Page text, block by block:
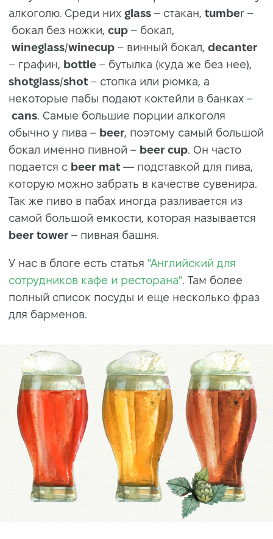
алкоголю. Среди них glass – стакан, tumber –
бокал без ножки, cup – бокал,
wineglass/winecup – винный бокал, decanter
– графин, bottle – бутылка (куда же без нее),
shotglass/shot – стопка или рюмка, а
некоторые пабы подают коктейли в банках –
cans. Самые большие порции алкоголя
обычно у пива – beer, поэтому самый большой
бокал именно пивной – beer cup. Он часто
подается с beer mat — подставкой для пива,
которую можно забрать в качестве сувенира.
Так же пиво в пабах иногда разливается из
самой большой емкости, которая называется
beer tower – пивная башня.
У нас в блоге есть статья "Английский для
сотрудников кафе и ресторана". Там более
полный список посуды и еще несколько фраз
для барменов.